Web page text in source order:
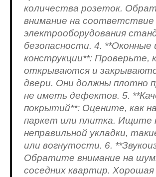
количества розеток.
внимание на соответствие
электрооборудования
безопасности. 4. **Оконные
конструкции**: Проверьте,
открываются и
двери. Они должны плотно
не иметь дефектов. 5.
покрытий**: Оцените, как
паркет или плитка. Ищите
неправильной укладки,
или вогнутости. 6.
Обратите внимание на
соседних квартир. Хорошая